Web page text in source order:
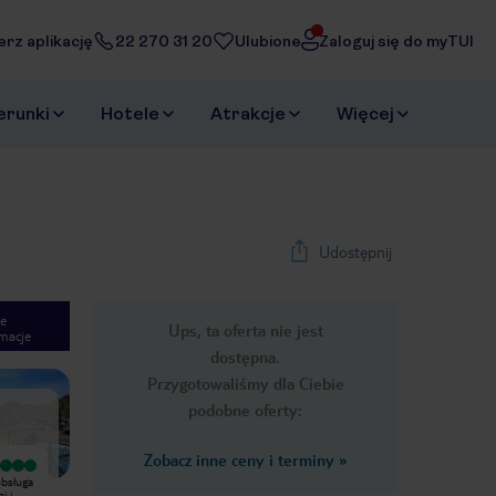
aplikację 22 270 31 20 Ulubione Zaloguj się do myTUI
Hotele Atrakcje Więcej
Udostępnij
Ups, ta oferta nie jest
dostępna.
Przygotowaliśmy dla Ciebie
podobne oferty:
Zobacz inne ceny i terminy »
Next slide
1/32
Wyjątkowy